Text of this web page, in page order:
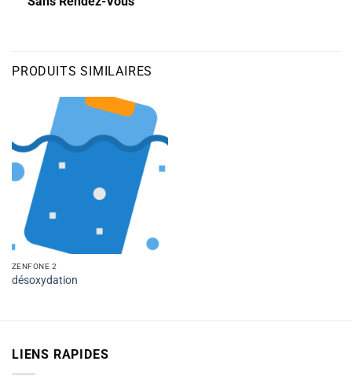
PRODUITS SIMILAIRES
ZENFONE 2
désoxydation
LIENS RAPIDES